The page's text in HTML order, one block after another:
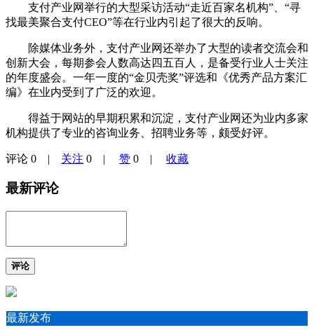
支付产业网举行的大型采访活动“走近百家名机构”、“寻
找最美聚合支付CEO”等在行业内引起了很大的反响。
除媒体业务外，支付产业网还举办了大型的读者交流会和
创新大会，每期参会人数高达四五百人，是备受行业人士关注
的年度盛会。一年一度的“金贝壳奖”评选和《优秀产品方案汇
编》在业内受到了广泛的欢迎。
得益于网站的早期积累和沉淀，支付产业网还为业内多家
机构提供了专业的咨询业务、招聘业务等，颇受好评。
评论 0 | 关注 0 | 赞 0 | 收藏
最新评论
评论
最新发布